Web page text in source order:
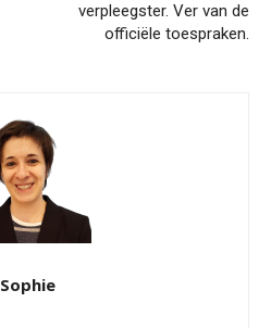
verpleegster. Ver van de
officiële toespraken.
Sophie